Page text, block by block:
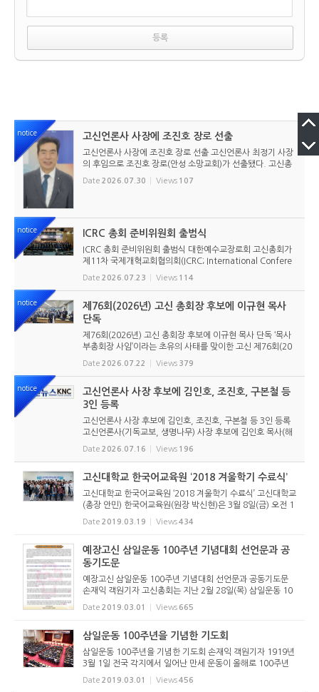
notice 고신언론사 사장에 조진호 장로 선출
고신언론사 사장에 조진호 장로 선출 고신언론사 최정기 사장
의 후임으로 조진호 장로(안성 소망교회)가 선출됐다. 고신총
회 유지재단 이사회는 2026년 7월 30일(목) 오전 11시 고신
총회회관 3층에서 임시이사회를 열고, 조진호 장로를 차기 사
Date 2026.07.30 Views 107
notice ICRC 총회 준비위원회 출범식
ICRC 총회 준비위원회 출범식 대한예수교장로회 고신총회가
제11차 국제개혁교회협의회(ICRC; International Confere
nce of Reformed Churches) 총회를 앞두고 본격적인 준비
에 들어갔다. 2026년 7월 20일 서울 남서울교회에서 ‘ICRC
Date 2026.07.23 Views 114
notice
제76회(2026년) 고신 총회장 후보에 이규현 목사
단독
제76회(2026년) 고신 총회장 후보에 이규현 목사 단독 ‘목사
부총회장 사임’이라는 초유의 사태를 맞이한 고신 제76회(20
26년) 총회장 후보에 이규현 목사(인천노회) 단독으로 입후보
했다. 6월 9일 경남마산노회의 추천을 받아 입후보했던 강영
Date 2026.07.22 Views 379
notice
고신언론사 사장 후보에 김인호, 조진호, 구본철 등
3인 등록
고신언론사 사장 후보에 김인호, 조진호, 구본철 등 3인 등록
고신언론사(기독교보, 생명나무) 사장 후보에 김인호 목사(해
오름교회), 조진호 장로(소망교회), 구본철 장로(남서울교회)
가 등록했다. 당초 김희종 목사(유호교회)도 거론되었으나 최
Date 2026.07.16 Views 196
고신대학교 한국어교육원 ‘2018 겨울학기 수료식’
고신대학교 한국어교육원 ‘2018 겨울학기 수료식’ 고신대학교
(총장 안민) 한국어교육원(원장 박신현)은 3월 8일(금) 오전 1
0시에 월드미션센터 2층에서 ‘2018학년도 겨울학기 한국어
교육원 겨울학기 수료식’을 가졌다. 이날 수료식에...
Date 2019.03.19 Views434
예장고신 삼일운동 100주년 기념대회 선언문과 공
동기도문
예장고신 삼일운동 100주년 기념대회 선언문과 공동기도문
손재익 객원기자 고신총회는 지난 2월 28일(목) 삼일운동 10
0주년 기념대회를 통해 선언문과 공동기도문을 발표했다. 그
전문을 아래와 같이 게재한다. <저작권자 ⓒ 개혁정론 무단전
Date 2019.03.01 Views 665
삼일운동 100주년을 기념한 기도회
삼일운동 100주년을 기념한 기도회 손재익 객원기자 1919년
3월 1일 전국 각지에서 일어난 만세 운동이 올해로 100주년
을 맞았다. 이에 고신총회는 지난 1월 10일 열린 운영위원회
를 통해 이를 기념하기로 하였다(관련기사: http://reforme
Date 2019.03.01 Views456